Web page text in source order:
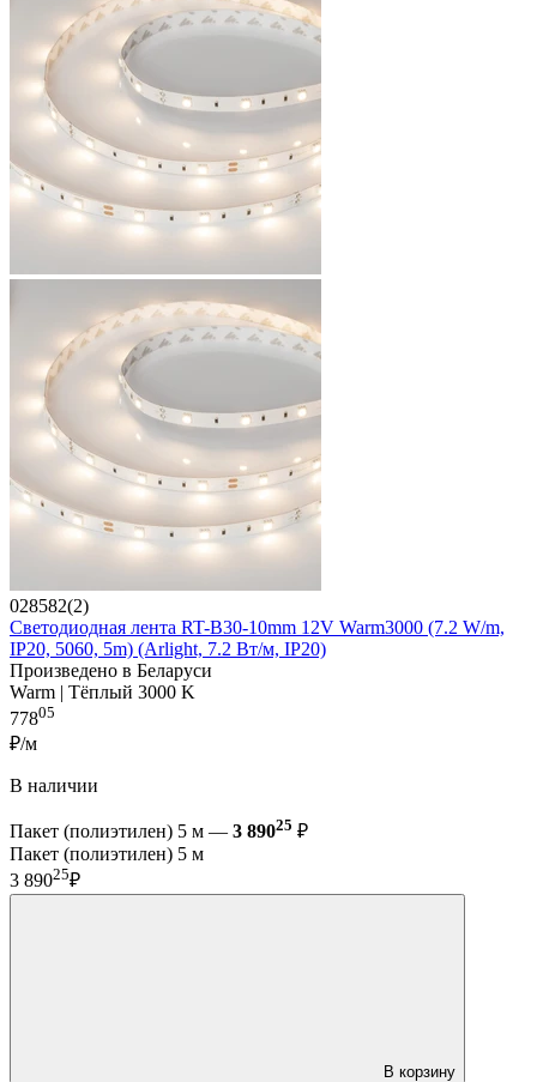
028582(2)
Светодиодная лента RT-B30-10mm 12V Warm3000 (7.2 W/m,
IP20, 5060, 5m) (Arlight, 7.2 Вт/м, IP20)
Произведено в Беларуси
Warm | Тёплый 3000 K
77805
₽/м
В наличии
Пакет (полиэтилен) 5 м — 3 89025 ₽
Пакет (полиэтилен) 5 м
3 89025₽
В корзину